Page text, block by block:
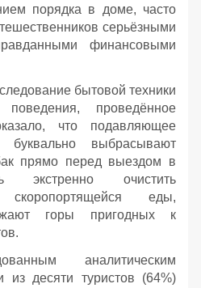
порядка в доме, часто
серьёзными
финансовыми
бытовой техники
поведения, проведённое
что подавляющее
буквально выбрасывают
прямо перед выездом в
экстренно очистить
еды,
горы пригодных к
аналитическим
десяти туристов (64%)